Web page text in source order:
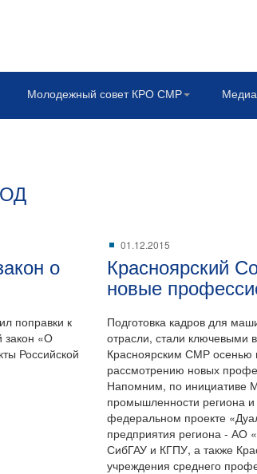
Молодежный совет КРО СМР
о
поправки к
закон «О
Российской
01.12.2015
Красноярский
новые
Подготовка кадров для
отрасли, стали ключевыми
Красноярским СМР осенью
рассмотрению новых
Напомним, по инициативе
промышленности региона
федеральном проекте
предприятия региона -
СибГАУ и КГПУ, а также
учреждения среднего